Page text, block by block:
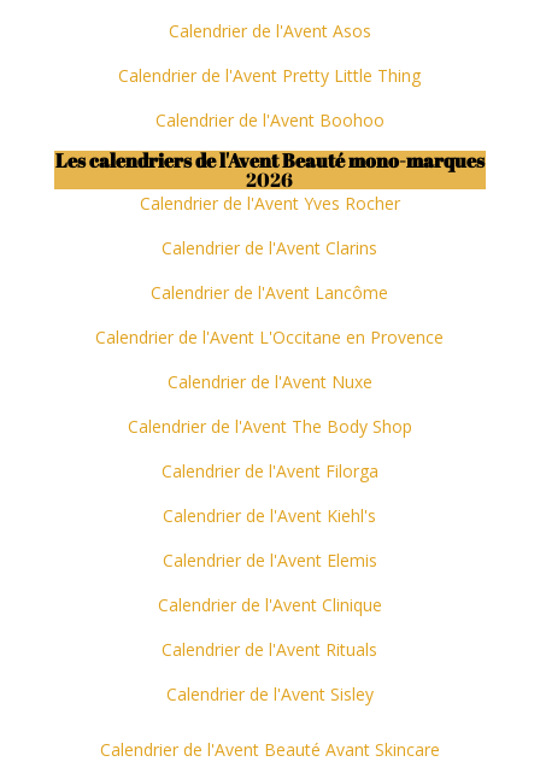
Calendrier de l'Avent Asos
Calendrier de l'Avent Pretty Little Thing
Calendrier de l'Avent Boohoo
Les calendriers de l'Avent Beauté mono-marques
2026
Calendrier de l'Avent Yves Rocher
Calendrier de l'Avent Clarins
Calendrier de l'Avent Lancôme
Calendrier de l'Avent L'Occitane en Provence
Calendrier de l'Avent Nuxe
Calendrier de l'Avent The Body Shop
Calendrier de l'Avent Filorga
Calendrier de l'Avent Kiehl's
Calendrier de l'Avent Elemis
Calendrier de l'Avent Clinique
Calendrier de l'Avent Rituals
Calendrier de l'Avent Sisley
Calendrier de l'Avent Beauté Avant Skincare